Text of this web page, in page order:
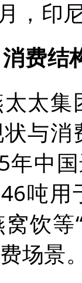
，印
费结
太
与
年中
吨
饮
场景